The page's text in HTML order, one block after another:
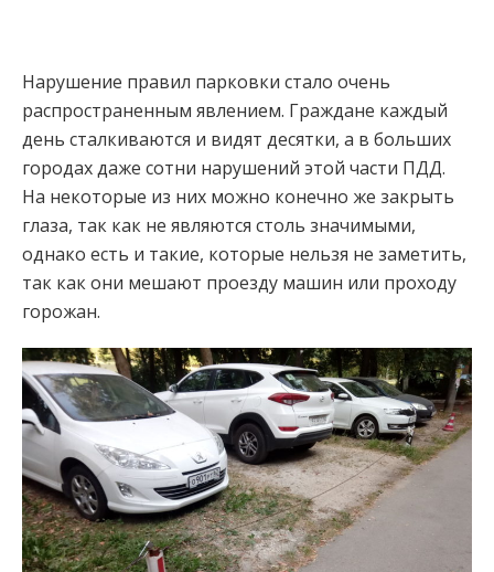
Нарушение правил парковки стало очень
распространенным явлением. Граждане каждый
день сталкиваются и видят десятки, а в больших
городах даже сотни нарушений этой части ПДД.
На некоторые из них можно конечно же закрыть
глаза, так как не являются столь значимыми,
однако есть и такие, которые нельзя не заметить,
так как они мешают проезду машин или проходу
горожан.